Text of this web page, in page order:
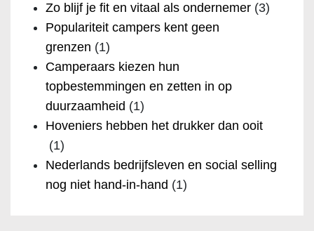
Zo blijf je fit en vitaal als ondernemer (3)
Populariteit campers kent geen
grenzen (1)
Camperaars kiezen hun
topbestemmingen en zetten in op
duurzaamheid (1)
Hoveniers hebben het drukker dan ooit
(1)
Nederlands bedrijfsleven en social selling
nog niet hand-in-hand (1)